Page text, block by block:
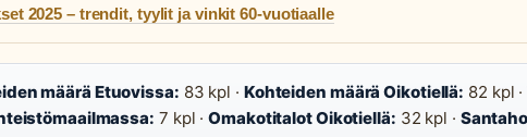
2025 – trendit, tyylit ja vinkit 60-vuotiaalle
määrä Etuovissa: 83 kpl · Kohteiden määrä Oikotiellä: 82 kpl ·
7 kpl ·Omakotitalot Oikotiellä: 32 kpl ·